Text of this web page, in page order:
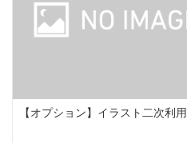
【オプション】イラスト二次利用